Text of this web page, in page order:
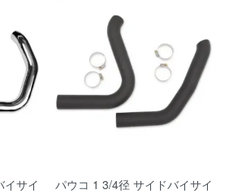
イサイ
パウコ 1 3/4径 サイドバイサイ